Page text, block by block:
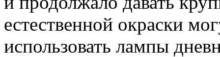
естественной окраски
использовать лампы